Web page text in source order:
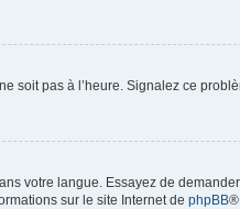
soit pas à l’heure. Signalez ce
votre langue. Essayez de
sur le site Internet de phpBB®.